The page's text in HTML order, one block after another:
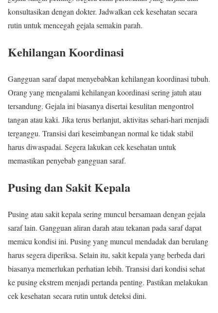
konsultasikan dengan dokter. Jadwalkan cek kesehatan secara
rutin untuk mencegah gejala semakin parah.
Kehilangan Koordinasi
Gangguan saraf dapat menyebabkan kehilangan koordinasi tubuh.
Orang yang mengalami kehilangan koordinasi sering jatuh atau
tersandung. Gejala ini biasanya disertai kesulitan mengontrol
tangan atau kaki. Jika terus berlanjut, aktivitas sehari-hari menjadi
terganggu. Transisi dari keseimbangan normal ke tidak stabil
harus diwaspadai. Segera lakukan cek kesehatan untuk
memastikan penyebab gangguan saraf.
Pusing dan Sakit Kepala
Pusing atau sakit kepala sering muncul bersamaan dengan gejala
saraf lain. Gangguan aliran darah atau tekanan pada saraf dapat
memicu kondisi ini. Pusing yang muncul mendadak dan berulang
harus segera diperiksa. Selain itu, sakit kepala yang berbeda dari
biasanya memerlukan perhatian lebih. Transisi dari kondisi sehat
ke pusing ekstrem menjadi pertanda penting. Pastikan melakukan
cek kesehatan secara rutin untuk deteksi dini.